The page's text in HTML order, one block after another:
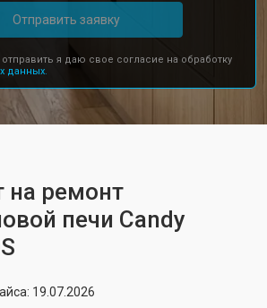
Отправить заявку
я даю свое согласие на обработку
данных.
на ремонт
печи Candy
19.07.2026